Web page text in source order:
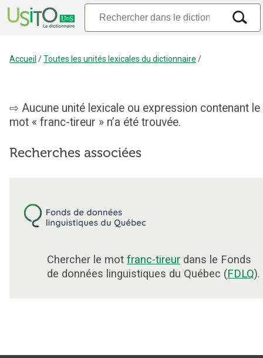
Accueil /Toutes les unités lexicales du dictionnaire /
Aucune unité lexicale ou expression contenant le
mot « franc-tireur » n’a été trouvée.
Recherches associées
Chercher le mot franc-tireur dans le Fonds
de données linguistiques du Québec (FDLQ).